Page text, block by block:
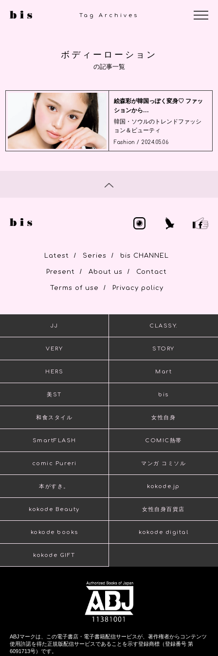
Tag Archives
ボディーローション
の記事一覧
絵森彩が韓国っぽく変身♡ ファッ
ションから...
韓国・ソウルのトレンドファッシ
ョン＆ビューティ
Fashion / 2024.05.06
Latest / Series / bis CHANNEL
Present / About us / Contact
Terms of use / Privacy policy
JJ CLASSY.
VERY STORY
HERS Mart
美ST bis
和食スタイル 女性自身
SmartFLASH COMIC熱帯
comic Pureri マンガ コミソル
本がすき。 kokode.jp
kokode Beauty 女性自身百貨店
kokode books kokode digital
kokode GIFT
ABJマークは、この電子書店・電子書籍配信サービスが、著作権者からコンテンツ
使用許諾を得た正規版配信サービスであることを示す登録商標（登録番号 第
6091713号）です。